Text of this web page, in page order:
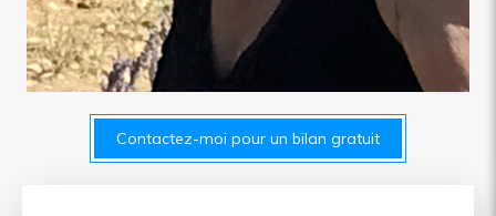
Contactez-moi pour un bilan gratuit